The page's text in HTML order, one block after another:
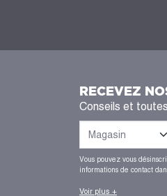
RECEVEZ
Conseils et
Vous pouvez vous
informations de contact
Voir plus +